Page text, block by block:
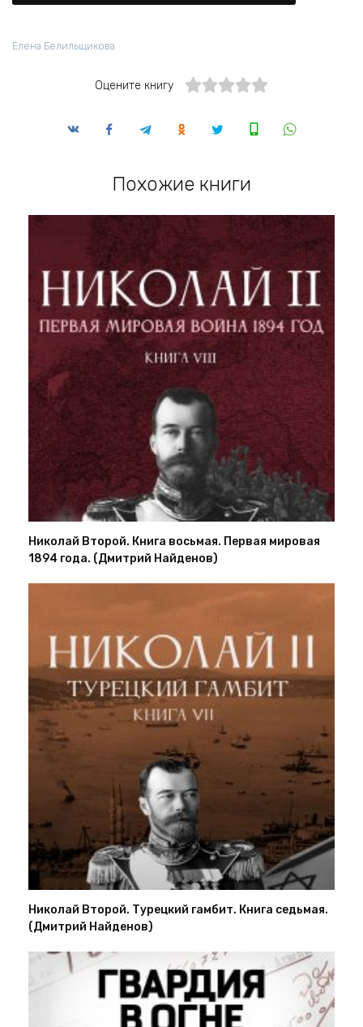
Елена Белильщикова
Оцените книгу
Похожие книги
Николай Второй. Книга восьмая. Первая мировая
1894 года. (Дмитрий Найденов)
Николай Второй. Турецкий гамбит. Книга седьмая.
(Дмитрий Найденов)